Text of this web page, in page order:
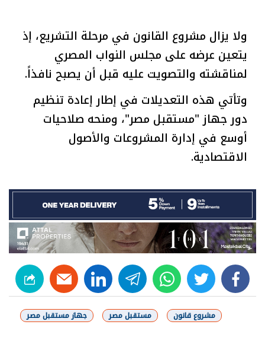
ولا يزال مشروع القانون في مرحلة التشريع، إذ
يتعين عرضه على مجلس النواب المصري
لمناقشته والتصويت عليه قبل أن يصبح نافذاً.
وتأتي هذه التعديلات في إطار إعادة تنظيم
دور جهاز "مستقبل مصر"، ومنحه صلاحيات
أوسع في إدارة المشروعات والأصول
الاقتصادية.
facebook
twitter
whats
telegram
linkedin
شارك
مشروع قانون مستقبل مصر جهاز مستقبل مصر